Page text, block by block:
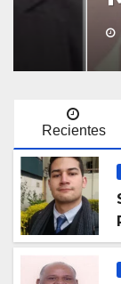
JUL 26,
Recientes